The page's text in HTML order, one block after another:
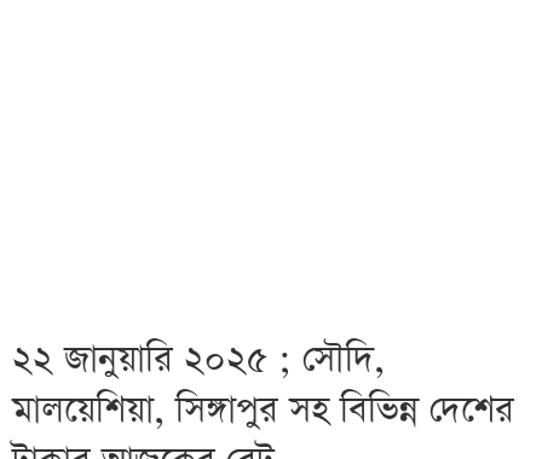
২২ জানুয়ারি ২০২৫ ; সৌদি,
মালয়েশিয়া, সিঙ্গাপুর সহ বিভিন্ন দেশের